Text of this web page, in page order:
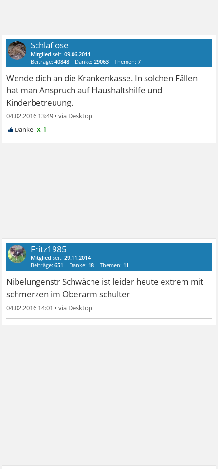
Schlaflose
Mitglied seit:09.06.2011
Beiträge:40848 Danke:29063 Themen:7
Wende dich an die Krankenkasse. In solchen Fällen
hat man Anspruch auf Haushaltshilfe und
Kinderbetreuung.
04.02.2016 13:49 •
x 1
Fritz1985
Mitglied seit:29.11.2014
Beiträge:651 Danke: 18 Themen: 11
Nibelungenstr Schwäche ist leider heute extrem mit
schmerzen im Oberarm schulter
04.02.2016 14:01 •